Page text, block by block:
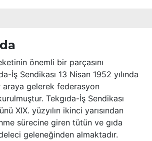
önemli bir parçasını
İş Sendikası 13 Nisan 1952 yılında
araya gelerek federasyon
Tekgıda-İş Sendikası
XIX. yüzyılın ikinci yarısından
sürecine giren tütün ve gıda
geleneğinden almaktadır.